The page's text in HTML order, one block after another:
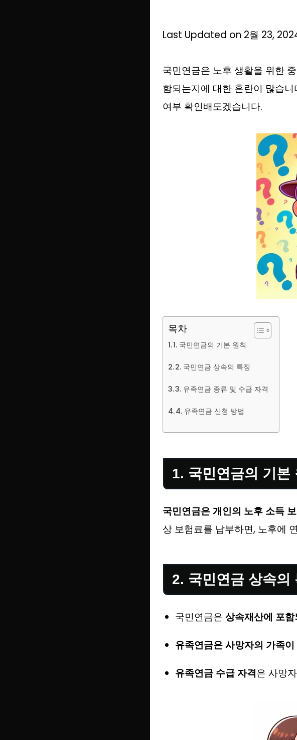
Last Updated on 2월 23,
국민연금은 노후 생활을 위한
함되는지에 대한 혼란이 많습
여부 확인배도겠습니다.
목차
1. 국민연금의 기본 원칙
2. 국민연금 상속의 특징
3. 유족연금 종류 및 수급 자격
4. 유족연금 신청 방법
1. 국민연금의 기본
국민연금은 개인의 노후 소득
상 보험료를 납부하면, 노후에
2. 국민연금 상속의
국민연금은 상속재산에 포
유족연금은 사망자의 가족
유족연금 수급 자격은 사망